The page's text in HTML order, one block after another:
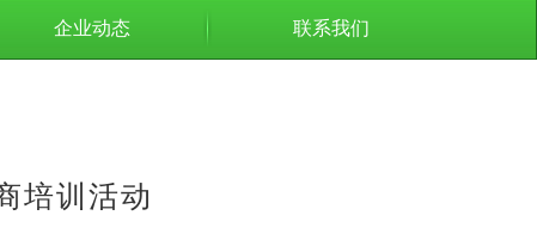
企业动态 联系我们
培训活动